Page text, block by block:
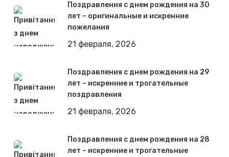
Поздравления с днем рождения на 30
лет – оригинальные и искренние
пожелания
21 февраля, 2026
Поздравления с днем рождения на 29
лет – искренние и трогательные
поздравления
21 февраля, 2026
Поздравления с днем рождения на 28
лет – искренние и трогательные